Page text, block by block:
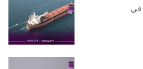
في